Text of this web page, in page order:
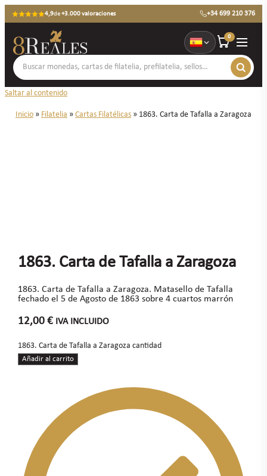
4,9de+3.000 valoraciones +34 699 210 376
0
Saltar al contenido
Inicio » Filatelia » Cartas Filatélicas » 1863. Carta de Tafalla a Zaragoza
1863. Carta de Tafalla a Zaragoza
1863. Carta de Tafalla a Zaragoza. Matasello de Tafalla
fechado el 5 de Agosto de 1863 sobre 4 cuartos marrón
12,00 € IVA INCLUIDO
1863. Carta de Tafalla a Zaragoza cantidad
Añadir al carrito